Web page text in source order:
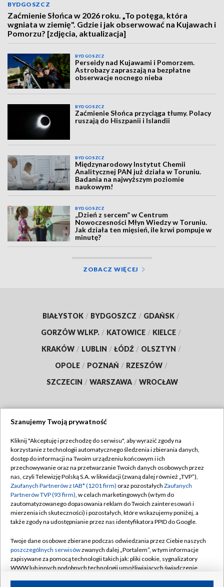
BYDGOSZCZ
Zaćmienie Słońca w 2026 roku. „To potęga, która
wgniata w ziemię". Gdzie i jak obserwować na Kujawach i
Pomorzu? [zdjęcia, aktualizacja]
BYDGOSZCZ
Perseidy nad Kujawami i Pomorzem.
Astrobazy zapraszają na bezpłatne
obserwacje nocnego nieba
BYDGOSZCZ
Zaćmienie Słońca przyciąga tłumy. Polacy
ruszają do Hiszpanii i Islandii
BYDGOSZCZ
Międzynarodowy Instytut Chemii
Analitycznej PAN już działa w Toruniu.
Badania na najwyższym poziomie
naukowym!
BYDGOSZCZ
„Dzień z sercem” w Centrum
Nowoczesności Młyn Wiedzy w Toruniu.
Jak działa ten mięsień, ile krwi pompuje w
minutę?
ZOBACZ WIĘCEJ
BIAŁYSTOK / BYDGOSZCZ / GDAŃSK /
GORZÓW WLKP. / KATOWICE / KIELCE /
KRAKÓW / LUBLIN / ŁÓDŹ / OLSZTYN /
OPOLE / POZNAŃ / RZESZÓW /
SZCZECIN / WARSZAWA / WROCŁAW
TVP
Abonament TVP
Emisja w TVP
Centrum informacji TVP
Naziemna Telewizja Cyfrowa
Rada Programowa
System NOS
Informacje o nadawcy
Regulamin TVP
Polityka prywatności
Moje zgody
Pomoc
Kontakt
Kanały
Szanujemy Twoją prywatność
Kliknij "Akceptuję i przechodzę do serwisu", aby wyrazić zgody na
korzystanie z technologii automatycznego śledzenia i zbierania danych,
dostęp do informacji na Twoim urządzeniu końcowym i ich
przechowywanie oraz na przetwarzanie Twoich danych osobowych przez
nas, czyli Telewizję Polską S.A. w likwidacji (zwaną dalej również „TVP”),
Zaufanych Partnerów z IAB* (1201 firm) oraz pozostałych Zaufanych
Partnerów TVP (93 firm), w celach marketingowych (w tym do
zautomatyzowanego dopasowania reklam do Twoich zainteresowań i
mierzenia ich skuteczności) i pozostałych, które wskazujemy poniżej, a
także zgody na udostępnianie przez nas identyfikatora PPID do Google.
Twoje dane osobowe zbierane podczas odwiedzania przez Ciebie naszych
poszczególnych serwisówzwanych dalej „Portalem”, w tym informacje
zapisywane za pomocą technologii takich jak: pliki cookie, sygnalizatory
WWW lub innych podobnych technologii umożliwiających świadczenie